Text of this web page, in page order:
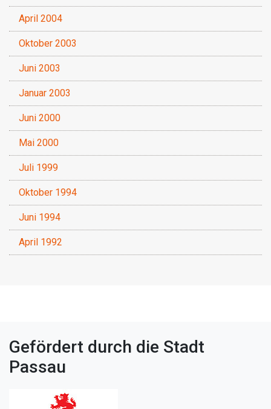
April 2004
Oktober 2003
Juni 2003
Januar 2003
Juni 2000
Mai 2000
Juli 1999
Oktober 1994
Juni 1994
April 1992
Gefördert durch die Stadt
Passau